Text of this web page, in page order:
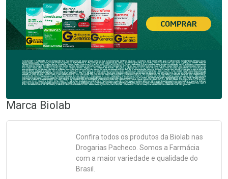
Marca Biolab
Confira todos os produtos da Biolab nas
Drogarias Pacheco. Somos a Farmácia
com a maior variedade e qualidade do
Brasil.